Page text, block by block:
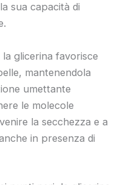
sua capacità di
glicerina favorisce
mantenendola
umettante
le molecole
la secchezza e a
in presenza di